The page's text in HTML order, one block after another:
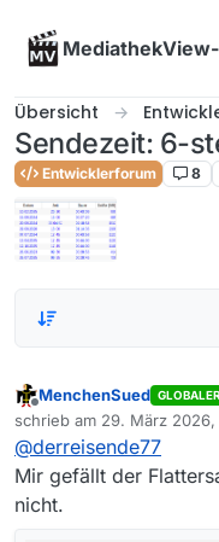
Übersicht
Sendezeit: 6-
Entwicklerforum 8
Offline
MenchenSued
schrieb am 29. März 2026,
zuletzt editiert von
@derreisende77
Mir gefällt der
nicht.